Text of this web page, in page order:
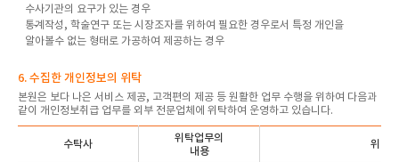
수사기관의 요구가 있는 경우
통계작성, 학술연구 또는 시장조자를 위하여 필요한 경우로서 특정 개인을
알아볼수 없는 형태로 가공하여 제공하는 경우
6. 수집한 개인정보의 위탁
본원은 보다 나은 서비스 제공, 고객편의 제공 등 원활한 업무 수행을 위하여 다음과
같이 개인정보취급 업무를 외부 전문업체에 위탁하여 운영하고 있습니다.
수탁사
위탁업무의
내용
위탁